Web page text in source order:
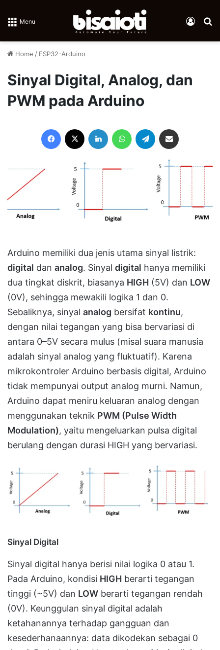
Menu Log In
Home / ESP32-Arduino
Sinyal Digital, Analog, dan
PWM pada Arduino
Facebook LinkedIn WhatsAppTelegram
Arduino memiliki dua jenis utama sinyal listrik:
digital dan analog. Sinyal digital hanya memiliki
dua tingkat diskrit, biasanya HIGH (5V) dan LOW
(0V), sehingga mewakili logika 1 dan 0.
Sebaliknya, sinyal analog bersifat kontinu,
dengan nilai tegangan yang bisa bervariasi di
antara 0–5V secara mulus (misal suara manusia
adalah sinyal analog yang fluktuatif). Karena
mikrokontroler Arduino berbasis digital, Arduino
tidak mempunyai output analog murni. Namun,
Arduino dapat meniru keluaran analog dengan
menggunakan teknik PWM (Pulse Width
Modulation), yaitu mengeluarkan pulsa digital
berulang dengan durasi HIGH yang bervariasi.
Sinyal Digital
Sinyal digital hanya berisi nilai logika 0 atau 1.
Pada Arduino, kondisi HIGH berarti tegangan
tinggi (~5V) dan LOW berarti tegangan rendah
(0V). Keunggulan sinyal digital adalah
ketahanannya terhadap gangguan dan
kesederhanaannya: data dikodekan sebagai 0